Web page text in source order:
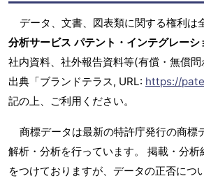
データ、文書、図表類に関する権利は
分析サービス パテント・インテグレーシ
社内資料、社外報告資料等(有償・無償
出典「ブランドテラス, URL: https://
記の上、ご利用ください。
商標データは最新の特許庁発行の商標
解析・分析を行っています。 掲載・分
をつけておりますが、データの正否につ